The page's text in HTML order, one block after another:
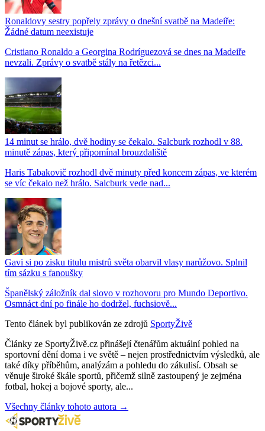
Ronaldovy sestry popřely zprávy o dnešní svatbě na Madeiře:
Žádné datum neexistuje
Cristiano Ronaldo a Georgina Rodríguezová se dnes na Madeiře
nevzali. Zprávy o svatbě stály na řetězci...
14 minut se hrálo, dvě hodiny se čekalo. Salcburk rozhodl v 88.
minutě zápas, který připomínal brouzdaliště
Haris Tabakovič rozhodl dvě minuty před koncem zápas, ve kterém
se víc čekalo než hrálo. Salcburk vede nad...
Gavi si po zisku titulu mistrů světa obarvil vlasy narůžovo. Splnil
tím sázku s fanoušky
Španělský záložník dal slovo v rozhovoru pro Mundo Deportivo.
Osmnáct dní po finále ho dodržel, fuchsiově...
Tento článek byl publikován ze zdrojů SportyŽivě
Články ze SportyŽivě.cz přinášejí čtenářům aktuální pohled na
sportovní dění doma i ve světě – nejen prostřednictvím výsledků, ale
také díky příběhům, analýzám a pohledu do zákulisí. Obsah se
věnuje široké škále sportů, přičemž silně zastoupený je zejména
fotbal, hokej a bojové sporty, ale...
Všechny články tohoto autora →